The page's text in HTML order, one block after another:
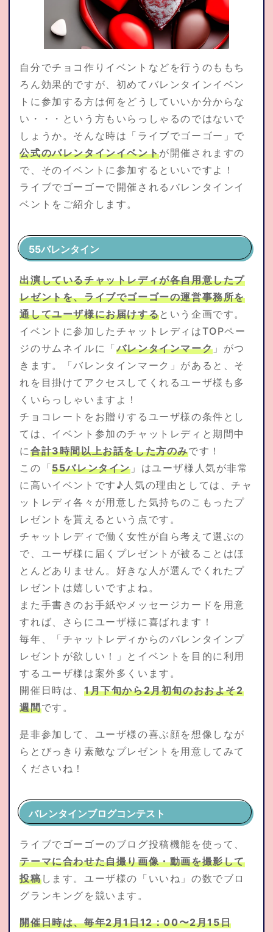
自分でチョコ作りイベントなどを行うのももち
ろん効果的ですが、初めてバレンタインイベン
トに参加する方は何をどうしていいか分からな
い・・・という方もいらっしゃるのではないで
しょうか。そんな時は「ライブでゴーゴー」で
公式のバレンタインイベントが開催されますの
で、そのイベントに参加するといいですよ！
ライブでゴーゴーで開催されるバレンタインイ
ベントをご紹介します。
55バレンタイン
出演しているチャットレディが各自用意したプ
レゼントを、ライブでゴーゴーの運営事務所を
通してユーザ様にお届けするという企画です。
イベントに参加したチャットレディはTOPペー
ジのサムネイルに「バレンタインマーク 」がつ
きます。「バレンタインマーク」があると、そ
れを目掛けてアクセスしてくれるユーザ様も多
くいらっしゃいますよ！
チョコレートをお贈りするユーザ様の条件とし
ては、イベント参加のチャットレディと期間中
に 合計3時間以上お話をした方のみです！
この「55バレンタイン」はユーザ様人気が非常
に高いイベントです♪人気の理由としては、チャ
ットレディ各々が用意した気持ちのこもったプ
レゼントを貰えるという点です。
チャットレディで働く女性が自ら考えて選ぶの
で、ユーザ様に届くプレゼントが被ることはほ
とんどありません。好きな人が選んでくれたプ
レゼントは嬉しいですよね。
また手書きのお手紙やメッセージカードを用意
すれば、さらにユーザ様に喜ばれます！
毎年、「チャットレディからのバレンタインプ
レゼントが欲しい！」とイベントを目的に利用
するユーザ様は案外多くいます。
開催日時は、 1月下旬から2月初旬のおおよそ2
週間です。
是非参加して、ユーザ様の喜ぶ顔を想像しなが
らとびっきり素敵なプレゼントを用意してみて
くださいね！
バレンタインブログコンテスト
ライブでゴーゴーのブログ投稿機能を使って、
テーマに合わせた自撮り画像・動画を撮影して
投稿します。ユーザ様の「いいね」の数でブロ
グランキングを競います。
開催日時は、毎年2月1日12：00〜2月15日